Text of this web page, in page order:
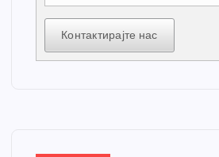
Контактирајте нас